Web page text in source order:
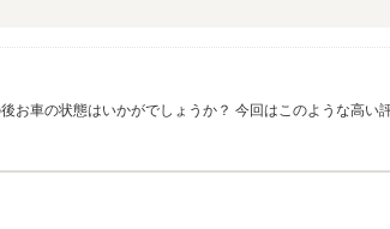
お車の状態はいかがでしょうか？ 今回はこのような高